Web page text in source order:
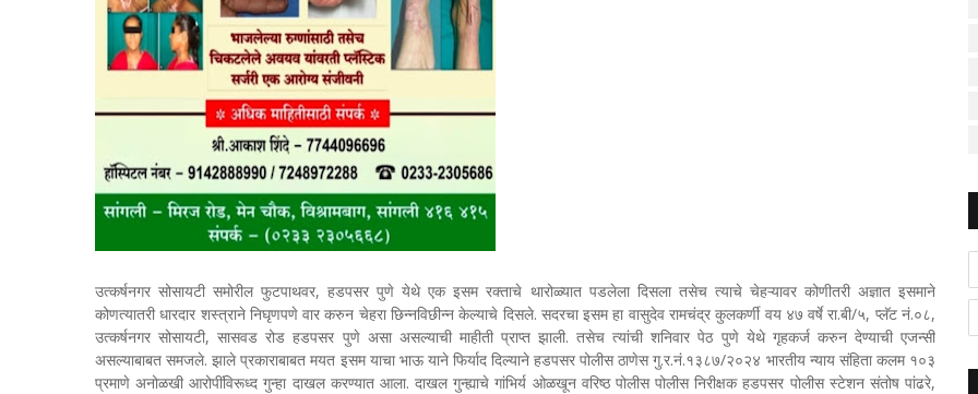
उत्कर्षनगर सोसायटी समोरील फुटपाथवर, हडपसर पुणे येथे एक इसम रक्ताचे थारोळ्यात पडलेला दिसला तसेच त्याचे चेहऱ्यावर कोणीतरी अज्ञात इसमाने
कोणत्यातरी धारदार शस्त्राने निघृणपणे वार करुन चेहरा छिन्नविछीन्न केल्याचे दिसले. सदरचा इसम हा वासुदेव रामचंद्र कुलकर्णी वय ४७ वर्षे रा.बी/५, प्लॅट नं.०८,
उत्कर्षनगर सोसायटी, सासवड रोड हडपसर पुणे असा असल्याची माहीती प्राप्त झाली. तसेच त्यांची शनिवार पेठ पुणे येथे गृहकर्ज करुन देण्याची एजन्सी
असल्याबाबत समजले. झाले प्रकाराबाबत मयत इसम याचा भाऊ याने फिर्याद दिल्याने हडपसर पोलीस ठाणेस गु.र.नं.१३८७/२०२४ भारतीय न्याय संहिता कलम १०३
प्रमाणे अनोळखी आरोपींविरूध्द गुन्हा दाखल करण्यात आला. दाखल गुन्ह्याचे गांभिर्य ओळखून वरिष्ठ पोलीस पोलीस निरीक्षक हडपसर पोलीस स्टेशन संतोष पांढरे,